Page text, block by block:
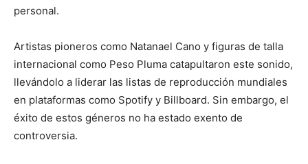
personal.
Artistas pioneros como Natanael Cano y figuras de talla
internacional como Peso Pluma catapultaron este sonido,
llevándolo a liderar las listas de reproducción mundiales
en plataformas como Spotify y Billboard. Sin embargo, el
éxito de estos géneros no ha estado exento de
controversia.